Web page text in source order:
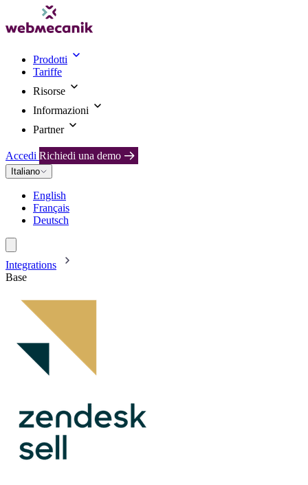
Prodotti
Tariffe
Risorse
Informazioni
Partner
Accedi Richiedi una demo
Italiano
English
Français
Deutsch
Integrations
Base